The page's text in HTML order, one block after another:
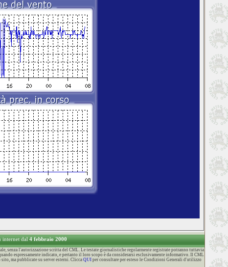
internet dal4 febbraio 2000
senza l'autorizzazione scritta del CML. Le testate giornalistiche regolarmente registrate potranno tuttavia
espressamente indicato, e pertanto il loro scopo è da considerarsi esclusivamente informativo. Il CML
ma pubblicate su server esterni. Clicca QUIper consultare per esteso le Condizioni Generali d'utilizzo